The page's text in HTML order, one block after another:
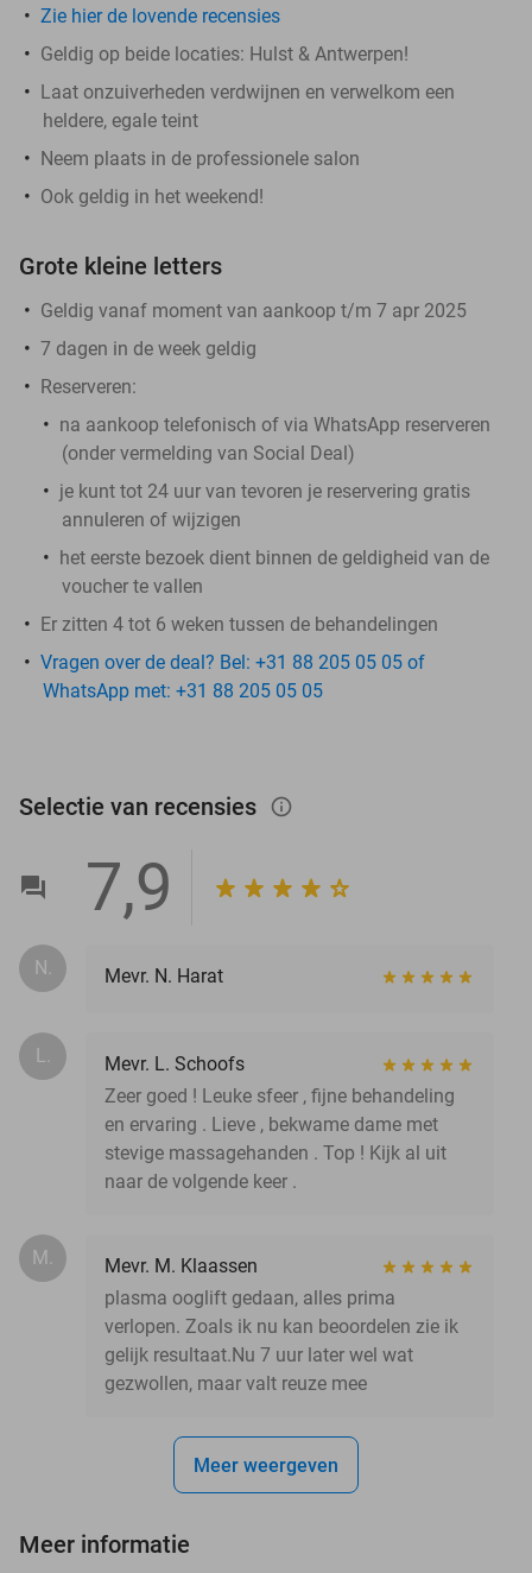
Zie hier de lovende recensies
Geldig op beide locaties: Hulst & Antwerpen!
Laat onzuiverheden verdwijnen en verwelkom een
heldere, egale teint
Neem plaats in de professionele salon
Ook geldig in het weekend!
Grote kleine letters
Geldig vanaf moment van aankoop t/m 7 apr 2025
7 dagen in de week geldig
Reserveren:
na aankoop telefonisch of via WhatsApp reserveren
(onder vermelding van Social Deal)
je kunt tot 24 uur van tevoren je reservering gratis
annuleren of wijzigen
het eerste bezoek dient binnen de geldigheid van de
voucher te vallen
Er zitten 4 tot 6 weken tussen de behandelingen
Vragen over de deal? Bel: +31 88 205 05 05 of
WhatsApp met: +31 88 205 05 05
Selectie van recensies info_outlined
7,9
N. Mevr. N. Harat
L.
Mevr. L. Schoofs
Zeer goed ! Leuke sfeer , fijne behandeling
en ervaring . Lieve , bekwame dame met
stevige massagehanden . Top ! Kijk al uit
naar de volgende keer .
M.
Mevr. M. Klaassen
plasma ooglift gedaan, alles prima
verlopen. Zoals ik nu kan beoordelen zie ik
gelijk resultaat.Nu 7 uur later wel wat
gezwollen, maar valt reuze mee
Meer weergeven
Meer informatie